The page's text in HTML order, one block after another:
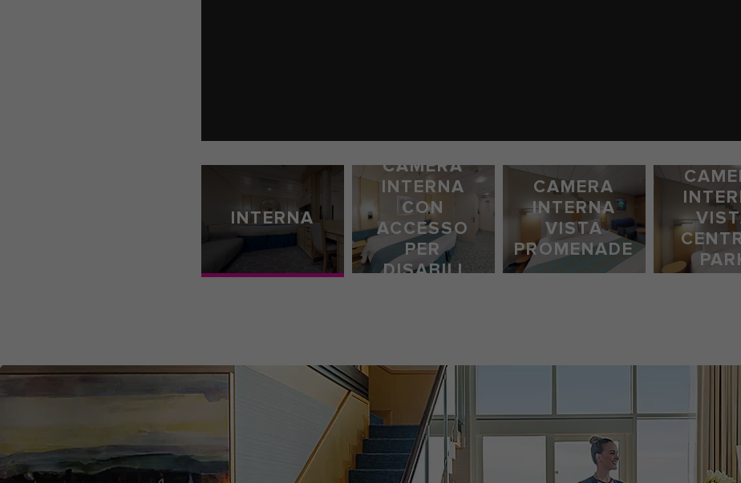
INTERNA
CAMERA
INTERNA
CON
ACCESSO
PER
DISABILI
CAMERA
INTERNA
VISTA
PROMENADE